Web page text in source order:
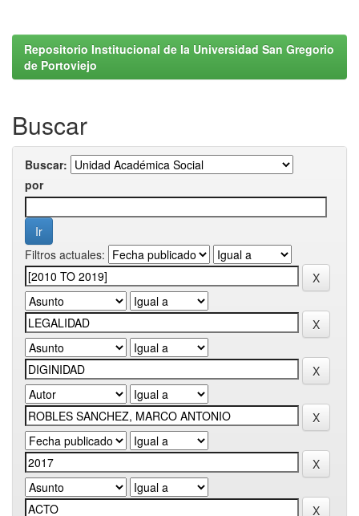
Repositorio Institucional de la Universidad San Gregorio
de Portoviejo
Buscar
Buscar:
por
Filtros actuales: